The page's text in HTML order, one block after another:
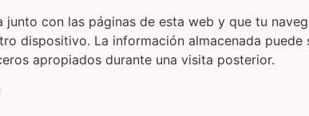
con las páginas de esta web y que tu
dispositivo. La información almacenada puede
apropiados durante una visita posterior.